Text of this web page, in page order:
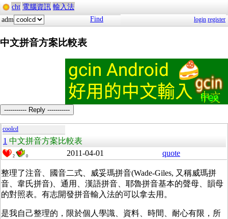
cht 電腦資訊 輸入法
adm
Find login register
中文拼音方案比較表
----------- Reply -----------
coolcd
1 中文拼音方案比較表
2 0 2011-04-01 quote
整理了注音、國音二式、威妥瑪拼音(Wade-Giles, 又稱威瑪拼
音、韋氏拼音)、通用、漢語拼音、耶魯拼音基本的聲母、韻母
的對照表。有志開發拼音輸入法的可以拿去用。
是我自己整理的，限於個人學識、資料、時間、耐心有限，所